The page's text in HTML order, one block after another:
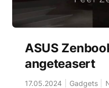
ASUS
angeteasert
17.05.2024 Gadgets